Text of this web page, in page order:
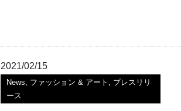
2021/02/15
News, ファッション & アート , プレスリリ
ース